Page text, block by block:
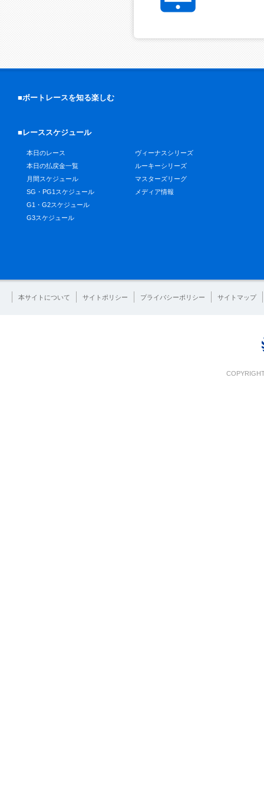
■ボートレースを知る楽しむ
■レーススケジュール
本日のレース
本日の払戻金一覧
月間スケジュール
SG・PG1スケジュール
G1・G2スケジュール
G3スケジュール
ヴィーナスシリーズ
ルーキーシリーズ
マスターズリーグ
メディア情報
本サイトについて サイトポリシー プライバシーポリシー サイトマップ